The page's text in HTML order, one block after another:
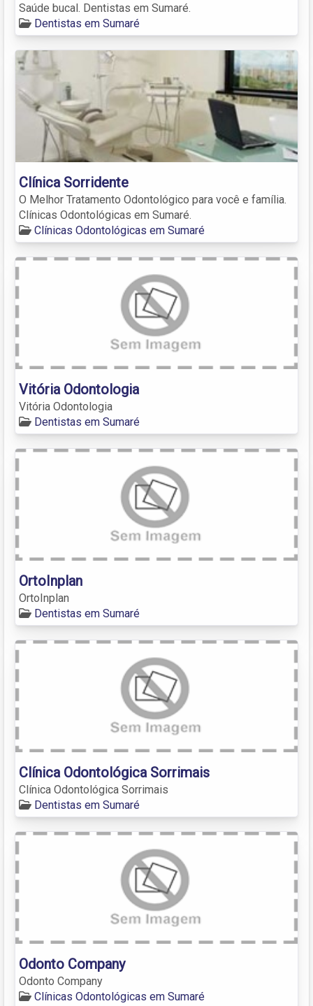
Saúde bucal. Dentistas em Sumaré.
Dentistas em Sumaré
Clínica Sorridente
O Melhor Tratamento Odontológico para você e família.
Clínicas Odontológicas em Sumaré.
Clínicas Odontológicas em Sumaré
Vitória Odontologia
Vitória Odontologia
Dentistas em Sumaré
OrtoInplan
OrtoInplan
Dentistas em Sumaré
Clínica Odontológica Sorrimais
Clínica Odontológica Sorrimais
Dentistas em Sumaré
Odonto Company
Odonto Company
Clínicas Odontológicas em Sumaré